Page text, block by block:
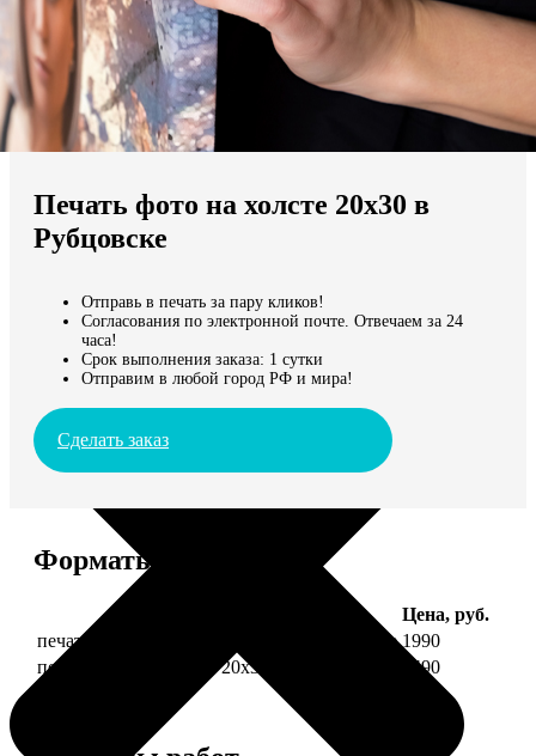
Мы доставляем по всему миру
Продолжить без города
Печать фото на холсте 20х30 в
Рубцовске
Отправь в печать за пару кликов!
Согласования по электронной почте. Отвечаем за 24
часа!
Срок выполнения заказа: 1 сутки
Отправим в любой город РФ и мира!
Сделать заказ
Форматы и цены
Цена, руб.
печать фото на холсте 20х30 на подрамнике 1990
печать фото на холсте 20х30 в раме
4490